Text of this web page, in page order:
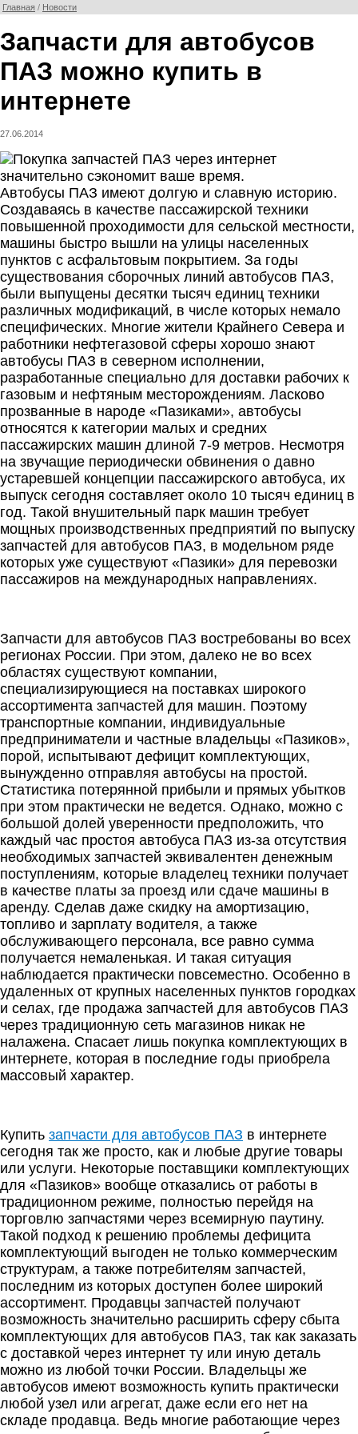
Главная / Новости
Запчасти для автобусов
ПАЗ можно купить в
интернете
27.06.2014
Автобусы ПАЗ имеют долгую и славную историю.
Создаваясь в качестве пассажирской техники
повышенной проходимости для сельской местности,
машины быстро вышли на улицы населенных
пунктов с асфальтовым покрытием. За годы
существования сборочных линий автобусов ПАЗ,
были выпущены десятки тысяч единиц техники
различных модификаций, в числе которых немало
специфических. Многие жители Крайнего Севера и
работники нефтегазовой сферы хорошо знают
автобусы ПАЗ в северном исполнении,
разработанные специально для доставки рабочих к
газовым и нефтяным месторождениям. Ласково
прозванные в народе «Пазиками», автобусы
относятся к категории малых и средних
пассажирских машин длиной 7-9 метров. Несмотря
на звучащие периодически обвинения о давно
устаревшей концепции пассажирского автобуса, их
выпуск сегодня составляет около 10 тысяч единиц в
год. Такой внушительный парк машин требует
мощных производственных предприятий по выпуску
запчастей для автобусов ПАЗ, в модельном ряде
которых уже существуют «Пазики» для перевозки
пассажиров на международных направлениях.
Запчасти для автобусов ПАЗ востребованы во всех
регионах России. При этом, далеко не во всех
областях существуют компании,
специализирующиеся на поставках широкого
ассортимента запчастей для машин. Поэтому
транспортные компании, индивидуальные
предприниматели и частные владельцы «Пазиков»,
порой, испытывают дефицит комплектующих,
вынужденно отправляя автобусы на простой.
Статистика потерянной прибыли и прямых убытков
при этом практически не ведется. Однако, можно с
большой долей уверенности предположить, что
каждый час простоя автобуса ПАЗ из-за отсутствия
необходимых запчастей эквивалентен денежным
поступлениям, которые владелец техники получает
в качестве платы за проезд или сдаче машины в
аренду. Сделав даже скидку на амортизацию,
топливо и зарплату водителя, а также
обслуживающего персонала, все равно сумма
получается немаленькая. И такая ситуация
наблюдается практически повсеместно. Особенно в
удаленных от крупных населенных пунктов городках
и селах, где продажа запчастей для автобусов ПАЗ
через традиционную сеть магазинов никак не
налажена. Спасает лишь покупка комплектующих в
интернете, которая в последние годы приобрела
массовый характер.
Купить запчасти для автобусов ПАЗ в интернете
сегодня так же просто, как и любые другие товары
или услуги. Некоторые поставщики комплектующих
для «Пазиков» вообще отказались от работы в
традиционном режиме, полностью перейдя на
торговлю запчастями через всемирную паутину.
Такой подход к решению проблемы дефицита
комплектующий выгоден не только коммерческим
структурам, а также потребителям запчастей,
последним из которых доступен более широкий
ассортимент. Продавцы запчастей получают
возможность значительно расширить сферу сбыта
комплектующих для автобусов ПАЗ, так как заказать
с доставкой через интернет ту или иную деталь
можно из любой точки России. Владельцы же
автобусов имеют возможность купить практически
любой узел или агрегат, даже если его нет на
складе продавца. Ведь многие работающие через